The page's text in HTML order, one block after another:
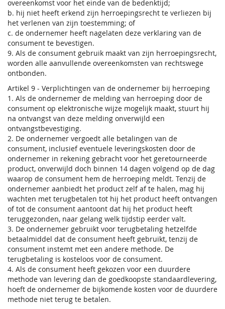
overeenkomst voor het einde van de bedenktijd;
b. hij niet heeft erkend zijn herroepingsrecht te verliezen bij
het verlenen van zijn toestemming; of
c. de ondernemer heeft nagelaten deze verklaring van de
consument te bevestigen.
9. Als de consument gebruik maakt van zijn herroepingsrecht,
worden alle aanvullende overeenkomsten van rechtswege
ontbonden.
Artikel 9 - Verplichtingen van de ondernemer bij herroeping
1. Als de ondernemer de melding van herroeping door de
consument op elektronische wijze mogelijk maakt, stuurt hij
na ontvangst van deze melding onverwijld een
ontvangstbevestiging.
2. De ondernemer vergoedt alle betalingen van de
consument, inclusief eventuele leveringskosten door de
ondernemer in rekening gebracht voor het geretourneerde
product, onverwijld doch binnen 14 dagen volgend op de dag
waarop de consument hem de herroeping meldt. Tenzij de
ondernemer aanbiedt het product zelf af te halen, mag hij
wachten met terugbetalen tot hij het product heeft ontvangen
of tot de consument aantoont dat hij het product heeft
teruggezonden, naar gelang welk tijdstip eerder valt.
3. De ondernemer gebruikt voor terugbetaling hetzelfde
betaalmiddel dat de consument heeft gebruikt, tenzij de
consument instemt met een andere methode. De
terugbetaling is kosteloos voor de consument.
4. Als de consument heeft gekozen voor een duurdere
methode van levering dan de goedkoopste standaardlevering,
hoeft de ondernemer de bijkomende kosten voor de duurdere
methode niet terug te betalen.